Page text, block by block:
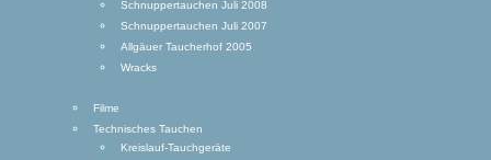
Schnuppertauchen Juli 2008
Schnuppertauchen Juli 2007
Allgäuer Taucherhof 2005
Wracks
Filme
Technisches Tauchen
Kreislauf-Tauchgeräte